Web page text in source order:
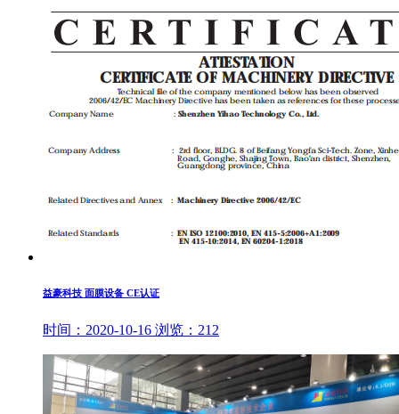
益豪科技 面膜设备 CE认证
时间： 2020-10-16 浏览： 212